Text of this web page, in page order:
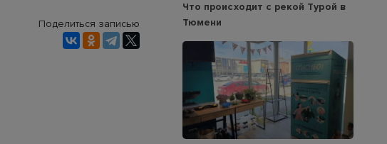
Поделиться записью
Что происходит с рекой Турой в
Тюмени